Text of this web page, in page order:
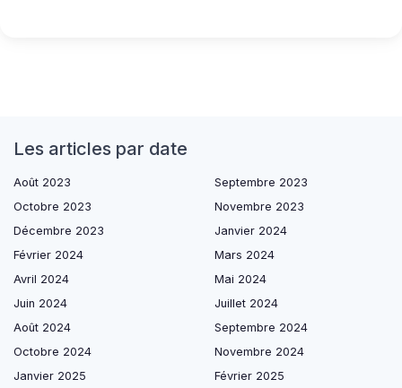
Les articles par date
Août 2023
Septembre 2023
Octobre 2023
Novembre 2023
Décembre 2023
Janvier 2024
Février 2024
Mars 2024
Avril 2024
Mai 2024
Juin 2024
Juillet 2024
Août 2024
Septembre 2024
Octobre 2024
Novembre 2024
Janvier 2025
Février 2025